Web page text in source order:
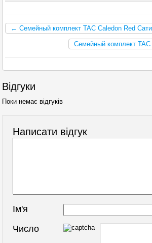
← Семейный комплект TAC Caledon Red
Семейный комплект
Відгуки
Поки немає відгуків
Написати відгук
Ім'я
Число